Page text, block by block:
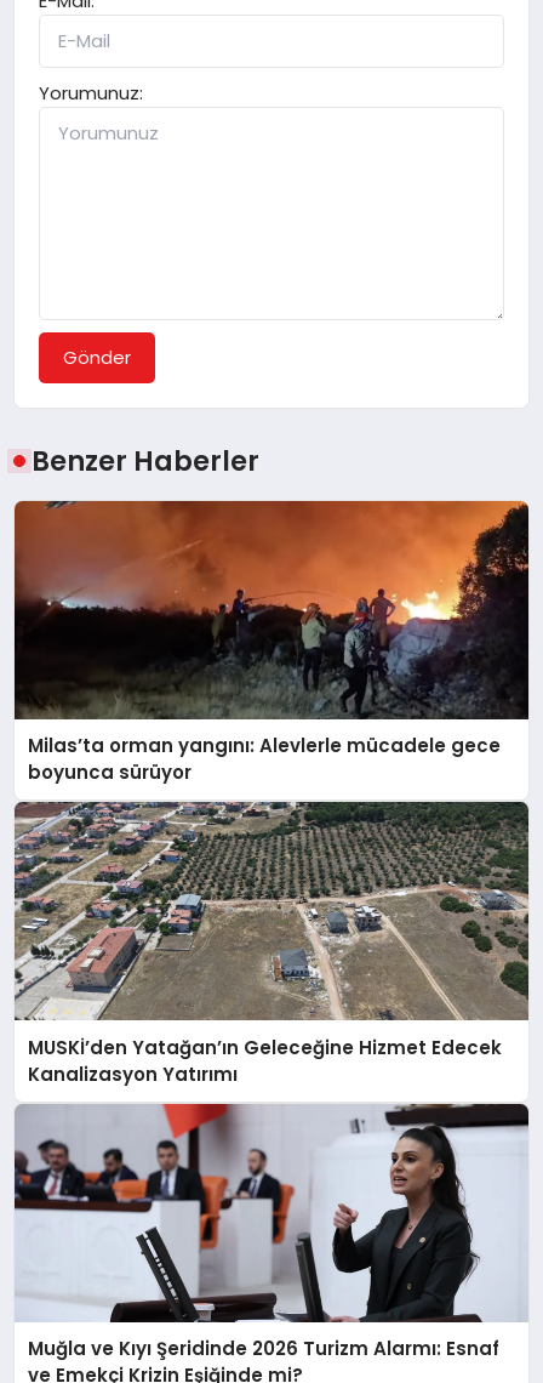
Yorumunuz:
Gönder
Benzer Haberler
Milas’ta orman yangını: Alevlerle mücadele gece
boyunca sürüyor
MUSKİ’den Yatağan’ın Geleceğine Hizmet Edecek
Kanalizasyon Yatırımı
Muğla ve Kıyı Şeridinde 2026 Turizm Alarmı: Esnaf
ve Emekçi Krizin Eşiğinde mi?